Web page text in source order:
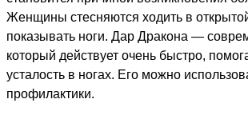
Женщины стесняются ходить в
показывать ноги. Дар Дракона —
который действует очень быстро,
усталость в ногах. Его можно
профилактики.